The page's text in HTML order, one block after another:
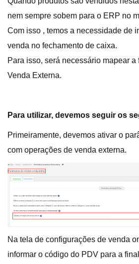
nem sempre sobem para o ERP no
Com isso , temos a necessidade de
venda no fechamento de caixa.
Para isso, será necessário mapear
Venda Externa.
Para utilizar, devemos seguir os
Primeiramente, devemos ativar o
com operações de venda externa.
Na tela de configurações de venda
informar o código do PDV para a